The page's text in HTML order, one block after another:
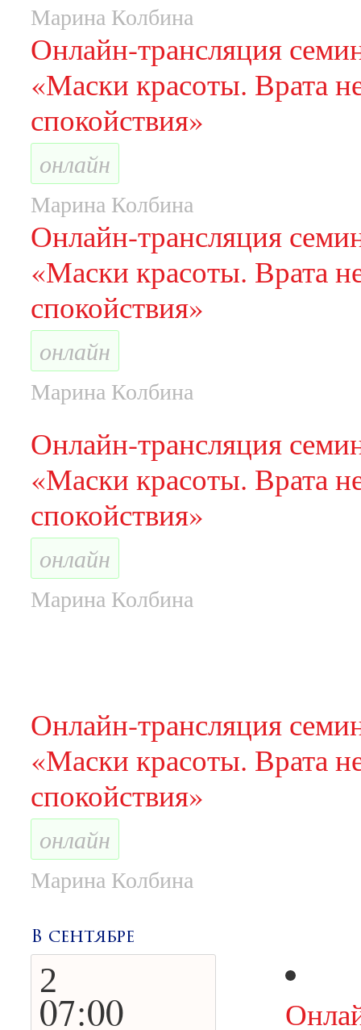
Марина Колбина
Онлайн-трансляция
«Маски красоты. Врата
спокойствия»
онлайн
Марина Колбина
Онлайн-трансляция
«Маски красоты. Врата
спокойствия»
онлайн
Марина Колбина
Онлайн-трансляция
«Маски красоты. Врата
спокойствия»
онлайн
Марина Колбина
Онлайн-трансляция
«Маски красоты. Врата
спокойствия»
онлайн
Марина Колбина
В сентябре
2
07:00